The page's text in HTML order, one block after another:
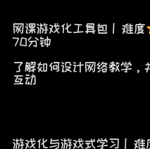
网课游戏化工具包 | 难度
70分钟
了解如何设计网络教学，
互动
游戏化与游戏式学习 | 难